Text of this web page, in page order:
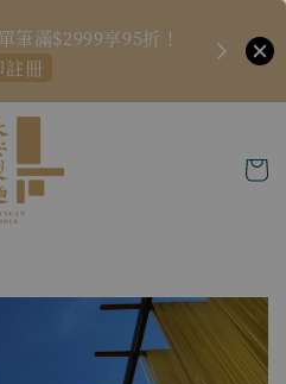
筆滿$2999享95折！
註冊